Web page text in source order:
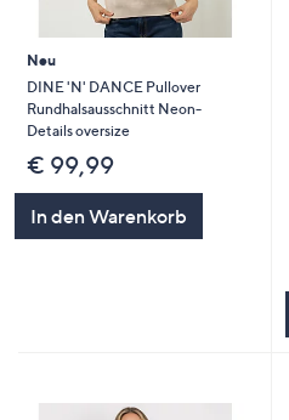
Neu
DINE 'N' DANCE Pullover
Rundhalsausschnitt Neon-
Details oversize
€ 99,99
In den Warenkorb